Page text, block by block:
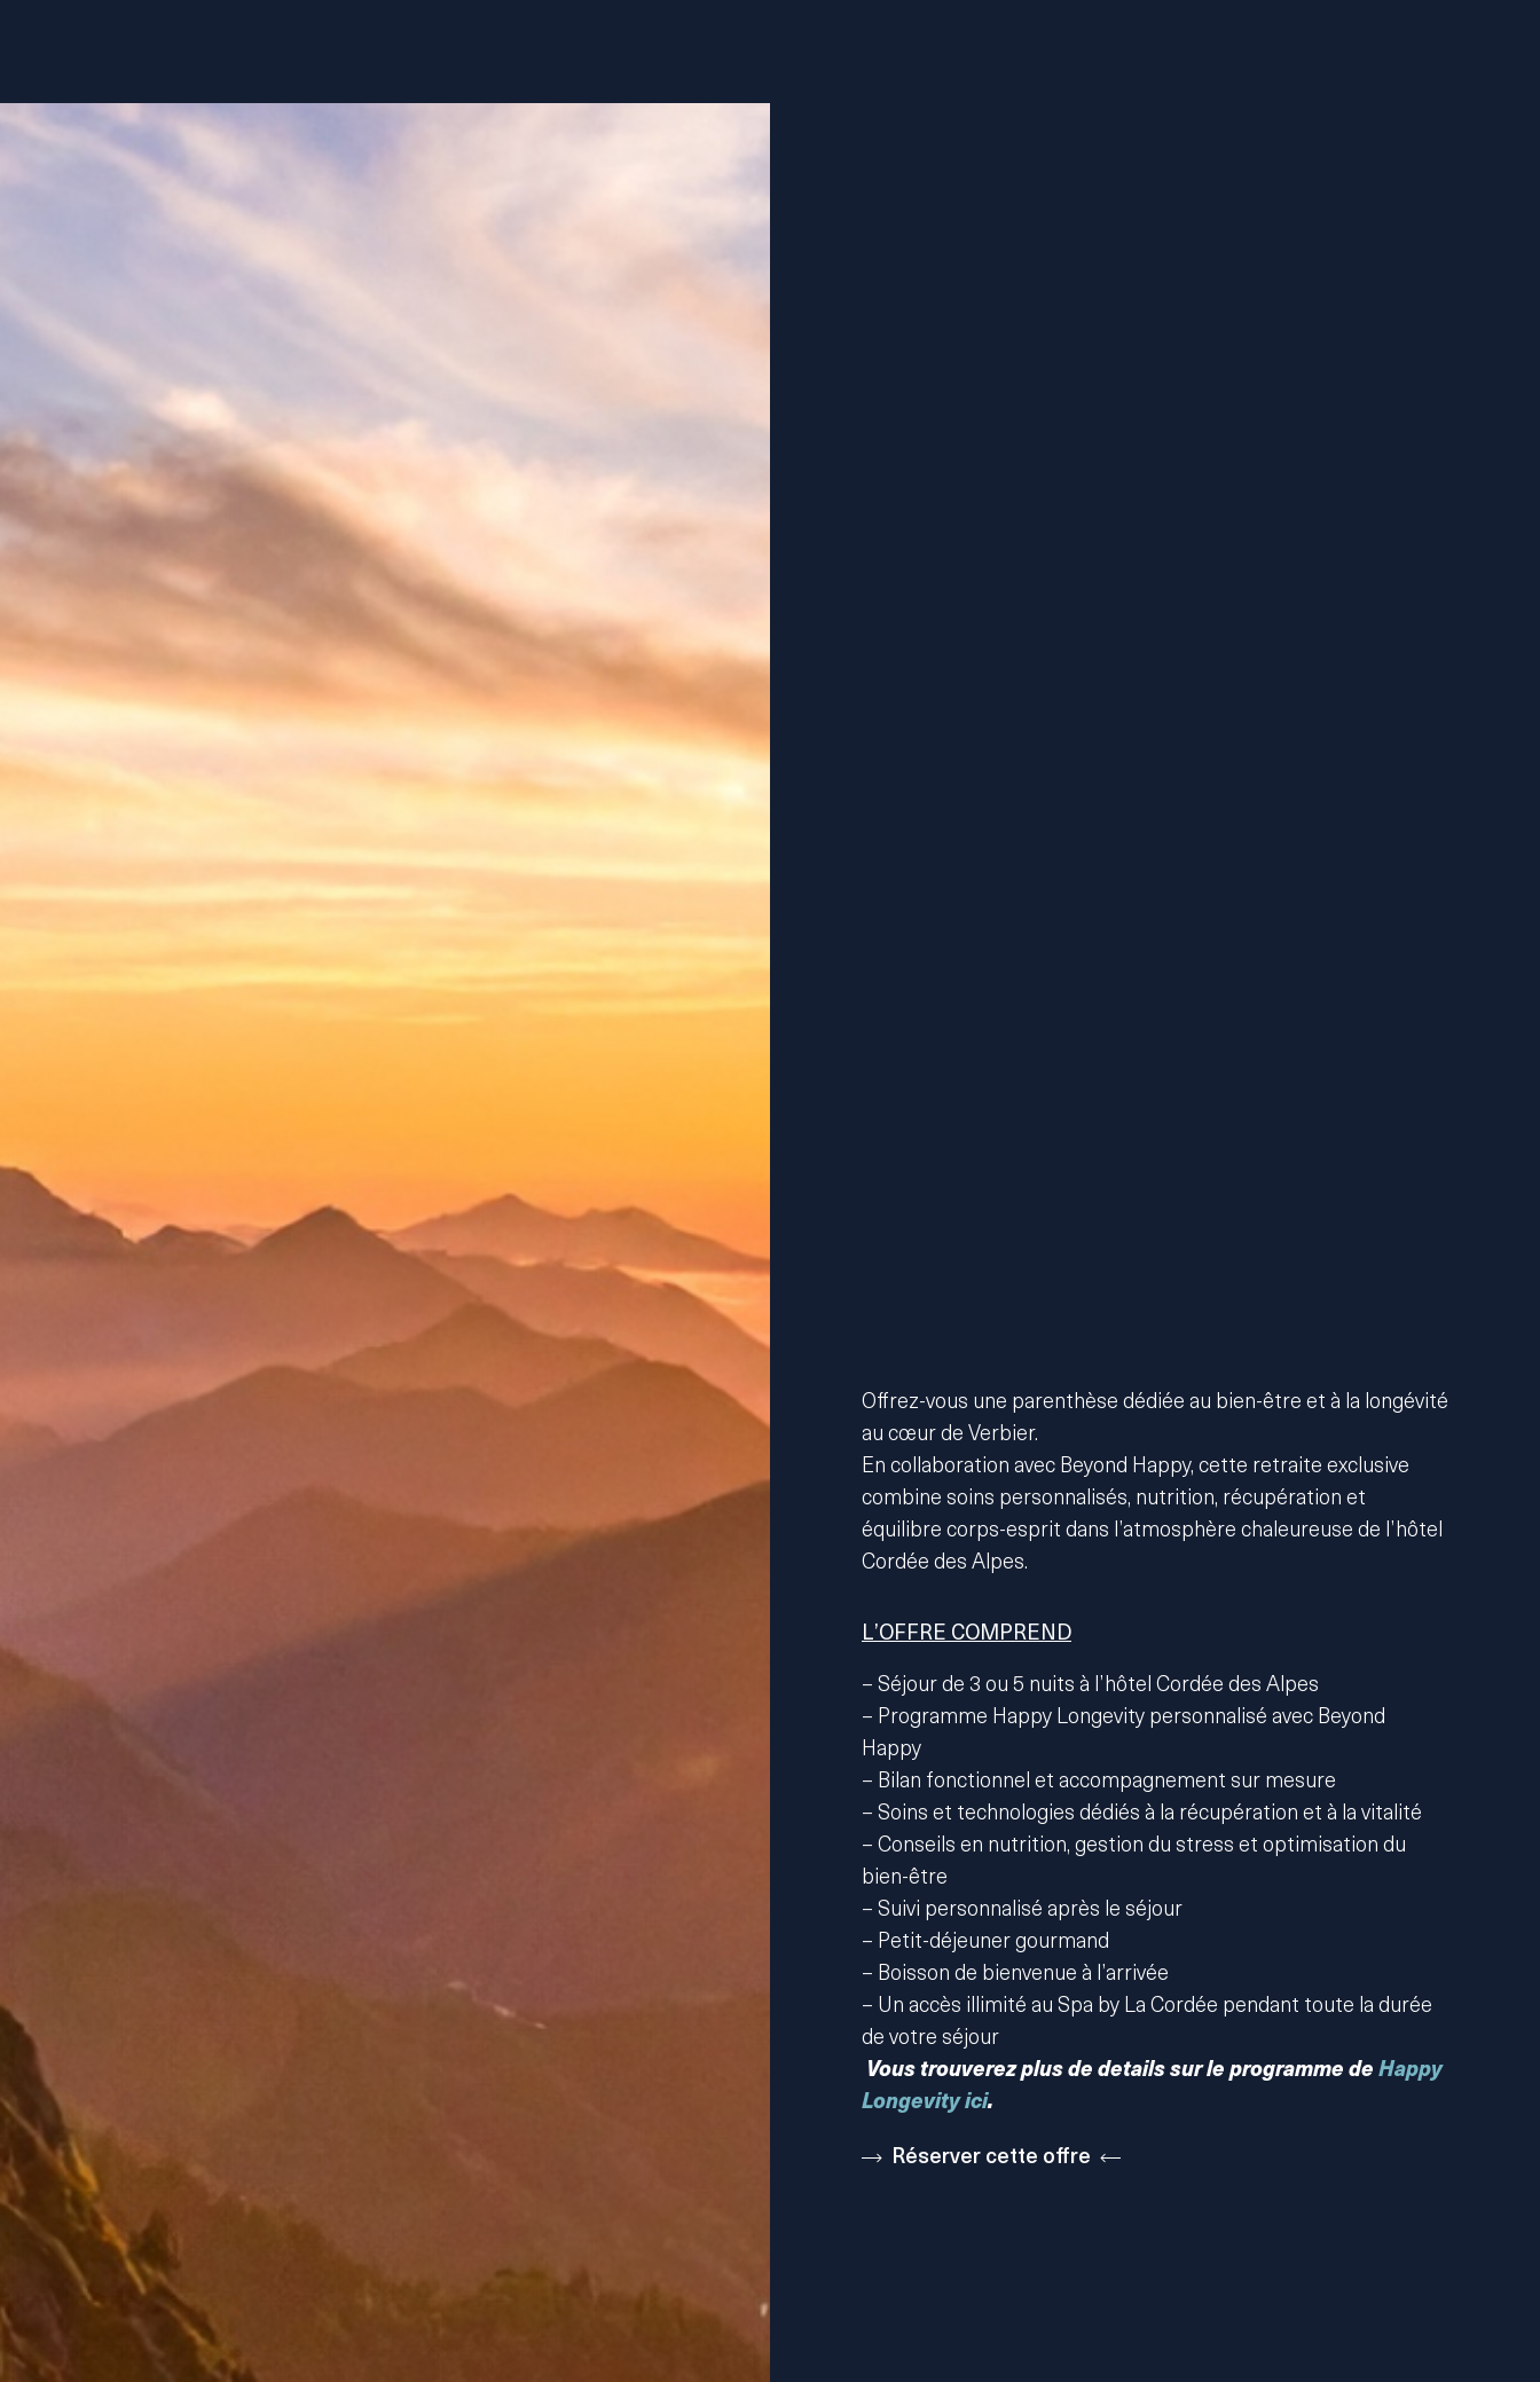
Offrez-vous une parenthèse dédiée au bien-être et à la longévité
au cœur de Verbier.
En collaboration avec Beyond Happy, cette retraite exclusive
combine soins personnalisés, nutrition, récupération et
équilibre corps-esprit dans l’atmosphère chaleureuse de l’hôtel
Cordée des Alpes.
L’OFFRE COMPREND
– Séjour de 3 ou 5 nuits à l’hôtel Cordée des Alpes
– Programme Happy Longevity personnalisé avec Beyond
Happy
– Bilan fonctionnel et accompagnement sur mesure
– Soins et technologies dédiés à la récupération et à la vitalité
– Conseils en nutrition, gestion du stress et optimisation du
bien-être
– Suivi personnalisé après le séjour
– Petit-déjeuner gourmand
– Boisson de bienvenue à l’arrivée
– Un accès illimité au Spa by La Cordée pendant toute la durée
de votre séjour
Vous trouverez plus de details sur le programme de Happy
Longevity ici.
Réserver cette offre